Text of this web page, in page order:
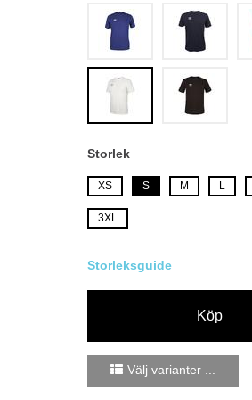
Storlek
XS S M L
3XL
Köp
Välj varianter ...